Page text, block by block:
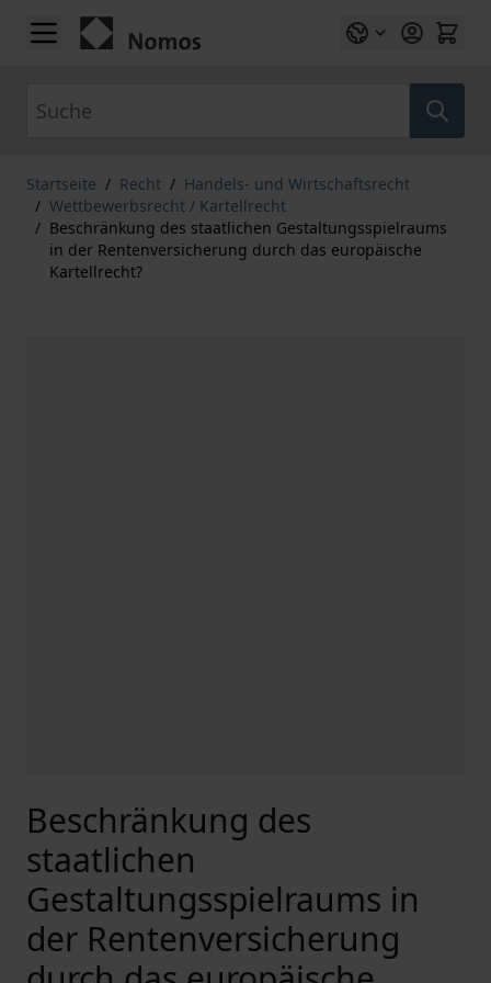
Zum Inhalt springen
Startseite / Recht / Handels- und Wirtschaftsrecht
/ Wettbewerbsrecht / Kartellrecht
/ Beschränkung des staatlichen Gestaltungsspielraums
in der Rentenversicherung durch das europäische
Kartellrecht?
Beschränkung des
staatlichen
Gestaltungsspielraums in
der Rentenversicherung